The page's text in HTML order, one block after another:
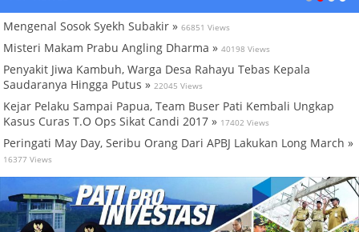
Mengenal Sosok Syekh Subakir » 66851 Views
Misteri Makam Prabu Angling Dharma » 40198 Views
Penyakit Jiwa Kambuh, Warga Desa Rahayu Tebas Kepala
Saudaranya Hingga Putus » 22045 Views
Kejar Pelaku Sampai Papua, Team Buser Pati Kembali Ungkap
Kasus Curas T.O Ops Sikat Candi 2017 » 17402 Views
Peringati May Day, Seribu Orang Dari APBJ Lakukan Long March »
16377 Views